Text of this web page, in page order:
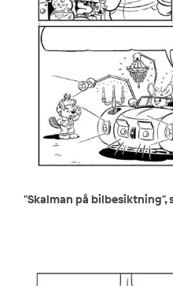
"Skalman på bilbesiktning",